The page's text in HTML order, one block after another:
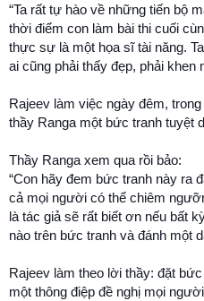
“Ta rất tự hào về những tiến bộ
thời điểm con làm bài thi cuối
thực sự là một họa sĩ tài năng.
ai cũng phải thấy đẹp, phải khen
Rajeev làm việc ngày đêm,
thầy Ranga một bức tranh tuyệt
Thầy Ranga xem qua rồi bảo:
“Con hãy đem bức tranh này ra
cả mọi người có thể chiêm
là tác giả sẽ rất biết ơn nếu bất
nào trên bức tranh và đánh một
Rajeev làm theo lời thầy: đặt
một thông điệp đề nghị mọi